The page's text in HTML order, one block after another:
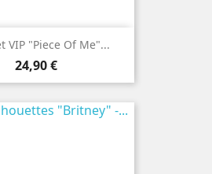
VIP "Piece Of Me"...
Prix
24,90 €